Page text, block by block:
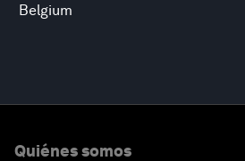
Belgium
Quiénes somos